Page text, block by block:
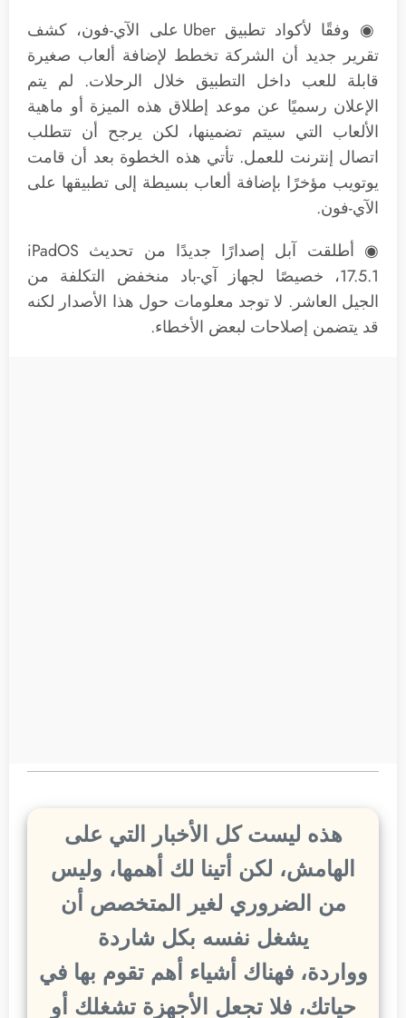
◉ وفقًا لأكواد تطبيق Uber على الآي-فون، كشف
تقرير جديد أن الشركة تخطط لإضافة ألعاب صغيرة
قابلة للعب داخل التطبيق خلال الرحلات. لم يتم
الإعلان رسميًا عن موعد إطلاق هذه الميزة أو ماهية
الألعاب التي سيتم تضمينها، لكن يرجح أن تتطلب
اتصال إنترنت للعمل. تأتي هذه الخطوة بعد أن قامت
يوتويب مؤخرًا بإضافة ألعاب بسيطة إلى تطبيقها على
الآي-فون.
◉ أطلقت آبل إصدارًا جديدًا من تحديث iPadOS
17.5.1، خصيصًا لجهاز آي-باد منخفض التكلفة من
الجيل العاشر. لا توجد معلومات حول هذا الأصدار لكنه
قد يتضمن إصلاحات لبعض الأخطاء.
هذه ليست كل الأخبار التي على
الهامش، لكن أتينا لك أهمها، وليس
من الضروري لغير المتخصص أن
يشغل نفسه بكل شاردة
وواردة، فهناك أشياء أهم تقوم بها في
حياتك، فلا تجعل الأجهزة تشغلك أو